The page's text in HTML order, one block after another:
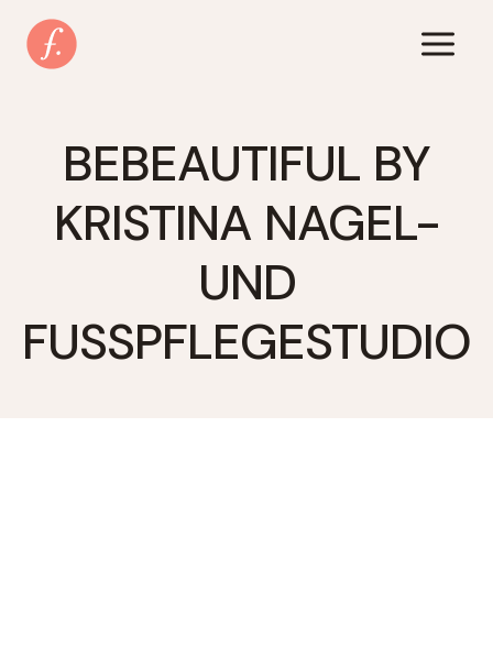
Inhalt
springen
BEBEAUTIFUL BY
KRISTINA NAGEL-
UND
FUSSPFLEGESTUDIO